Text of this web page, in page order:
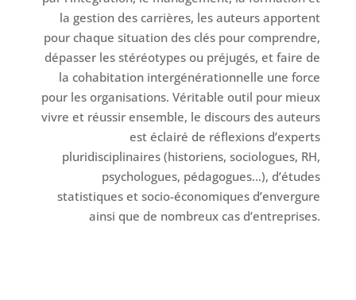
la gestion des carrières, les auteurs apportent
pour chaque situation des clés pour comprendre,
dépasser les stéréotypes ou préjugés, et faire de
la cohabitation intergénérationnelle une force
pour les organisations. Véritable outil pour mieux
vivre et réussir ensemble, le discours des auteurs
est éclairé de réflexions d’experts
pluridisciplinaires (historiens, sociologues, RH,
psychologues, pédagogues…), d’études
statistiques et socio-économiques d’envergure
ainsi que de nombreux cas d’entreprises.